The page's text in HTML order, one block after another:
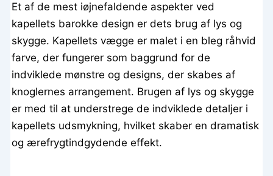
Et af de mest iøjnefaldende aspekter ved
kapellets barokke design er dets brug af lys og
skygge. Kapellets vægge er malet i en bleg råhvid
farve, der fungerer som baggrund for de
indviklede mønstre og designs, der skabes af
knoglernes arrangement. Brugen af lys og skygge
er med til at understrege de indviklede detaljer i
kapellets udsmykning, hvilket skaber en dramatisk
og ærefrygtindgydende effekt.